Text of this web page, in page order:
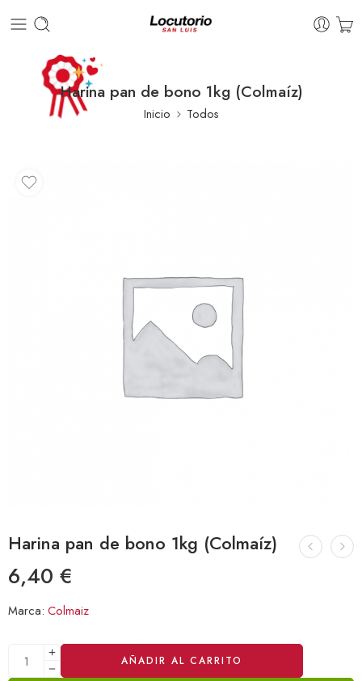
Harina pan de bono 1kg (Colmaíz)
Inicio Todos
Harina pan de bono 1kg (Colmaíz)
6,40 €
Marca: Colmaiz
AÑADIR AL CARRITO
Alternative: